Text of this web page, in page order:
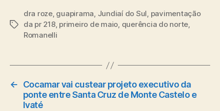
Tags
dra roze, guapirama, Jundiaí do Sul, pavimentação
da pr 218, primeiro de maio, querência do norte,
Romanelli
←
Cocamar vai custear projeto executivo da
ponte entre Santa Cruz de Monte Castelo e
Ivaté